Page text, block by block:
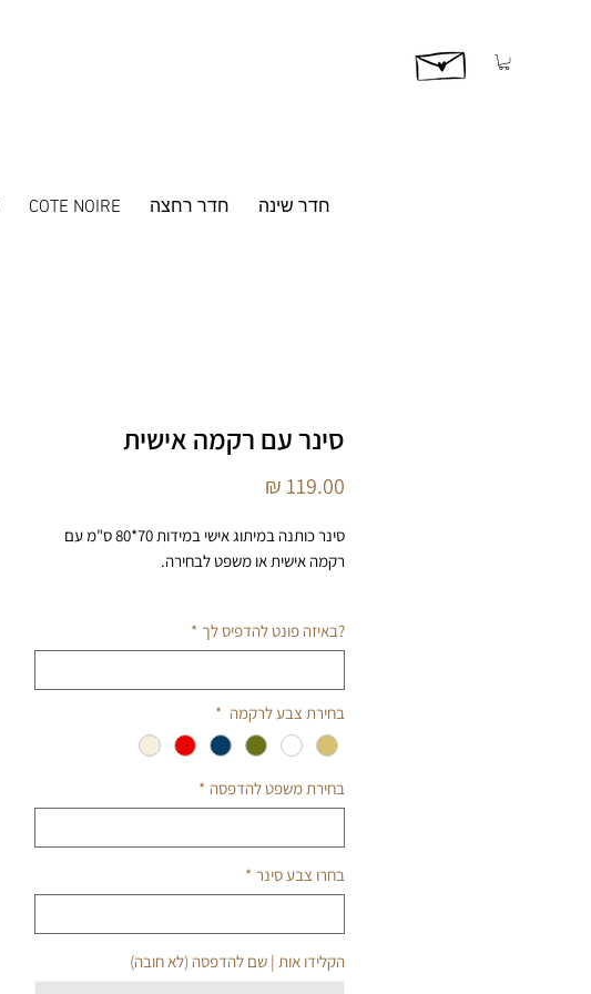
חדר שינה חדר רחצה COTE NOIRE
סינר עם רקמה אישית
סינר כותנה במיתוג אישי במידות 70*80 ס"מ עם
רקמה אישית או משפט לבחירה.
1. הקלידו אות/שם להדפסה
3. בחרו צבע זהב או כסף להדפס לאות/שם
הוראות בחירה למשפט לבחירה:
2. בחרו סוג פונט | גופן
4. בחרו צבע סינר
?באיזה פונט להדפיס לך *
בחירת צבע לרקמה *
בחירת משפט להדפסה *
בחרו צבע סינר *
הקלידו אות | שם להדפסה (לא חובה)